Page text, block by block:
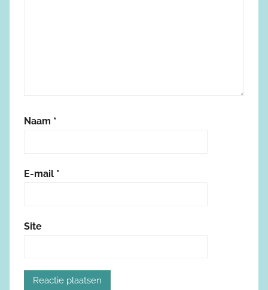
Naam *
E-mail *
Site